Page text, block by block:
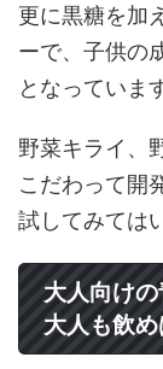
更に黒糖を加
ーで、子供の
となっていま
野菜キライ、
こだわって開
試してみては
大人向け
大人も飲